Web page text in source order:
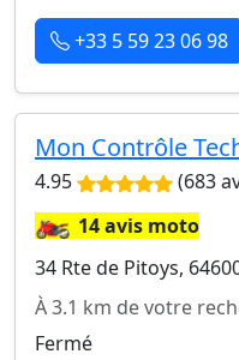
+33 5 59 23 06 98
Mon Contrôle
4.95 (683
🏍️14 avis moto
34 Rte de Pitoys,
À 3.1 km de votre
Fermé